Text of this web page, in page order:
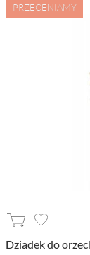
PRZECENIAMY
Dziadek do
i zabezpieczeń
naszej stronie.
Twojego
Google